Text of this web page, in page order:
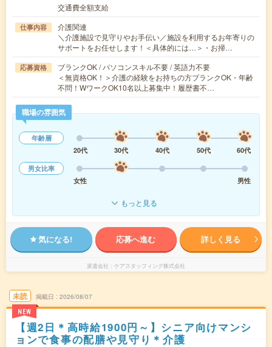
交通費全額支給
仕事内容
介護関連
＼介護施設で見守りやお手伝い／施設を利用するお年寄りの
サポートをお任せします！＜具体的には…＞・お掃…
応募資格
ブランクOK / パソコンスキル不要 / 英語力不要
＜無資格OK！＞介護の経験をお持ちの方ブランクOK・年齢
不問！WワークOK10名以上募集中！履歴書不…
職場の雰囲気
年齢層
20代
30代 40代 50代
60代
男女比率
女性
男性
もっと見る
気になる! 応募へ進む 詳しく見る
派遣会社 ケアスタッフィング株式会社
未読
NEW
掲載日 2026/08/07
【週2日＊高時給1900円～】シニア向けマンシ
ョンで食事の配膳や見守り＊介護